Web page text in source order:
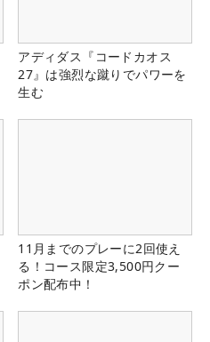
アディダス『コードカオス
27』は強烈な蹴りでパワーを
生む
11月までのプレーに2回使え
る！コース限定3,500円クー
ポン配布中！